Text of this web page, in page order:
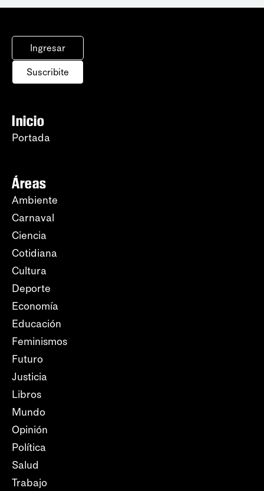
Ingresar
Suscribite
Inicio
Portada
Áreas
Ambiente
Carnaval
Ciencia
Cotidiana
Cultura
Deporte
Economía
Educación
Feminismos
Futuro
Justicia
Libros
Mundo
Opinión
Política
Salud
Trabajo